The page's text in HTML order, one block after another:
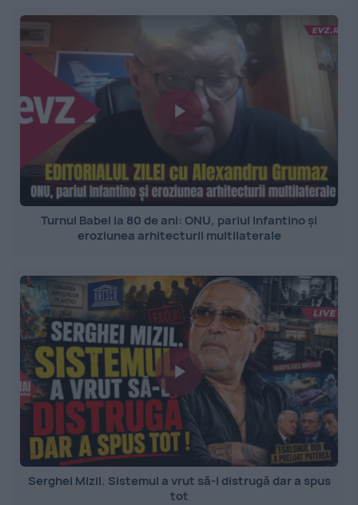
Turnul Babel la 80 de ani: ONU, pariul Infantino și
eroziunea arhitecturii multilaterale
Serghei Mizil. Sistemul a vrut să-l distrugă dar a spus
tot